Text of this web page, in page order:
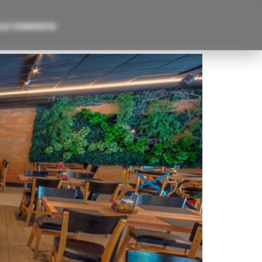
CONOSCO